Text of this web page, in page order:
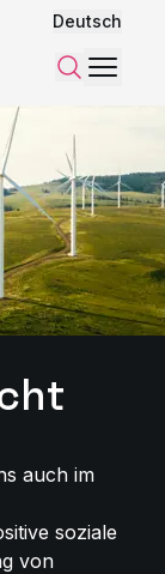
Deutsch
Suchen
Menü
auch im
soziale
von